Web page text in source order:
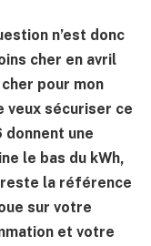
n’est donc
cher en avril
pour mon
veux sécuriser ce
donnent une
le bas du kWh,
la référence
sur votre
et votre